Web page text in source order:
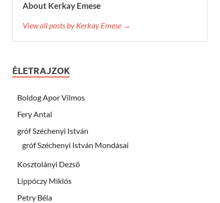
About Kerkay Emese
View all posts by Kerkay Emese →
ÉLETRAJZOK
Boldog Apor Vilmos
Fery Antal
gróf Széchenyi István
gróf Széchenyi István Mondásai
Kosztolányi Dezsö
Lippóczy Miklós
Petry Béla